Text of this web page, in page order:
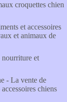
croquettes chien
et accessoires
et animaux de
et
- La vente de
chiens